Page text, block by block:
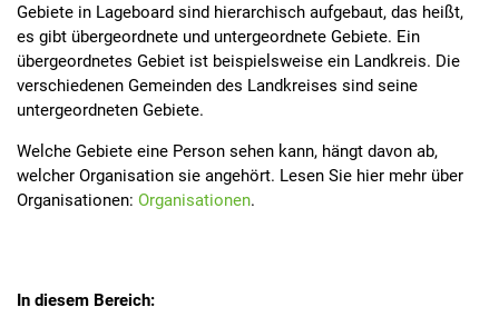
Gebiete in Lageboard sind hierarchisch aufgebaut, das heißt,
es gibt übergeordnete und untergeordnete Gebiete. Ein
übergeordnetes Gebiet ist beispielsweise ein Landkreis. Die
verschiedenen Gemeinden des Landkreises sind seine
untergeordneten Gebiete.
Welche Gebiete eine Person sehen kann, hängt davon ab,
welcher Organisation sie angehört. Lesen Sie hier mehr über
Organisationen: Organisationen.